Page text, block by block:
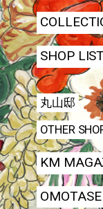
SHOP
丸山邸
OTHER
KM